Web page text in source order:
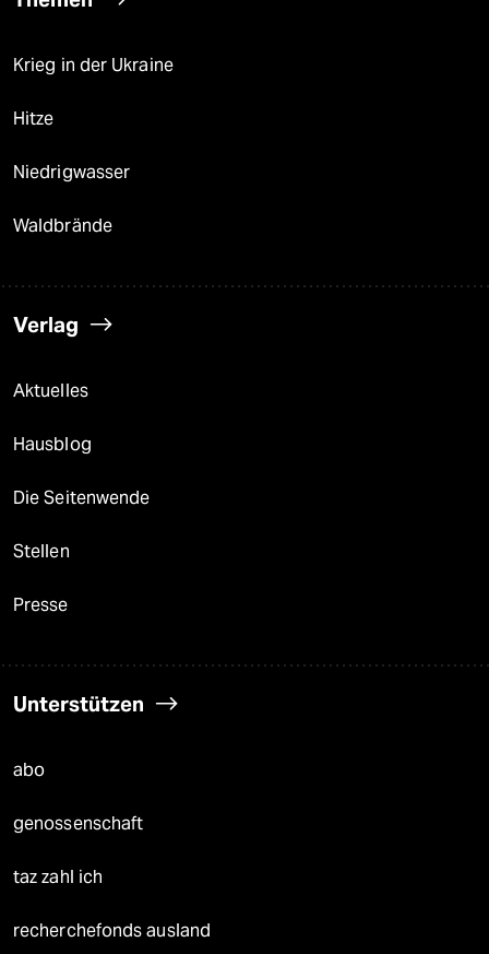
Krieg in der Ukraine
Hitze
Niedrigwasser
Waldbrände
Verlag
Aktuelles
Hausblog
Die Seitenwende
Stellen
Presse
Unterstützen
abo
genossenschaft
taz zahl ich
recherchefonds ausland